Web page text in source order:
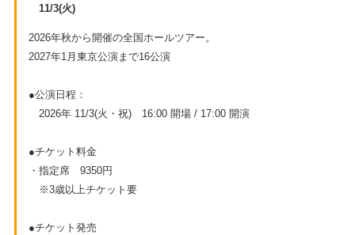
11/3(火)
2026年秋から開催の全国ホールツアー。
2027年1月東京公演まで16公演
●公演日程：
2026年 11/3(火・祝) 16:00 開場 / 17:00 開演
●チケット料金
・指定席 9350円
※3歳以上チケット要
●チケット発売